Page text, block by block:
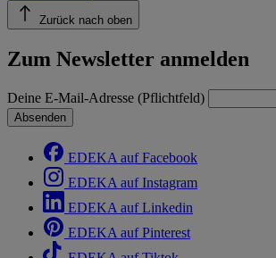
Zurück nach oben
Zum Newsletter anmelden
Deine E-Mail-Adresse (Pflichtfeld)
Absenden
EDEKA auf Facebook
EDEKA auf Instagram
EDEKA auf Linkedin
EDEKA auf Pinterest